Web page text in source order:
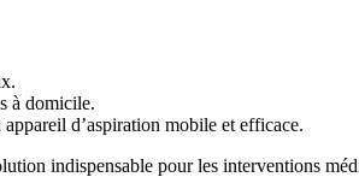
à domicile.
d’aspiration mobile et efficace.
indispensable pour les interventions